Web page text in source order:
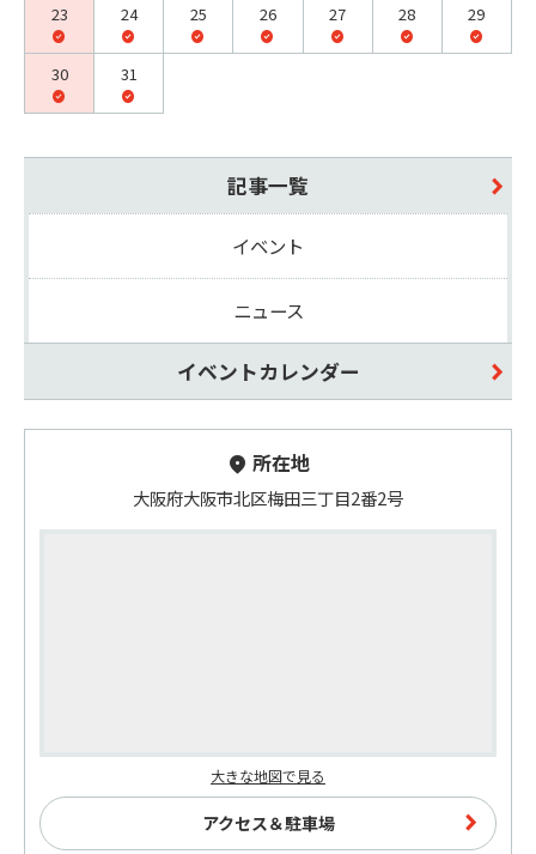
23 24 25 26 27 28 29
30 31
記事一覧
イベント
ニュース
イベントカレンダー
所在地
大阪府大阪市北区梅田三丁目2番2号
大きな地図で見る
アクセス＆駐車場